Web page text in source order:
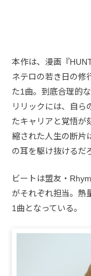
本作は、漫画『
ネテロの若き日の修
た1曲。到底合理的
リリックには、自ら
たキャリアと覚悟が
縮された人生の断片
の耳を駆け抜けるだ
ビートは盟友・
がそれぞれ担当。熱
1曲となっている。